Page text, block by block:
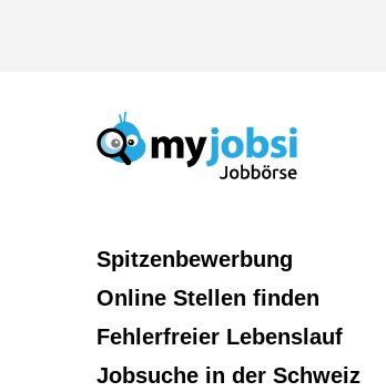
Spitzenbewerbung
Online Stellen finden
Fehlerfreier Lebenslauf
Jobsuche in der Schweiz